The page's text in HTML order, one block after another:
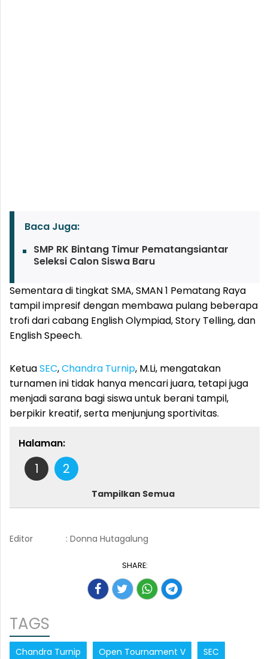
Baca Juga:
SMP RK Bintang Timur Pematangsiantar
Seleksi Calon Siswa Baru
Sementara di tingkat SMA, SMAN 1 Pematang Raya
tampil impresif dengan membawa pulang beberapa
trofi dari cabang English Olympiad, Story Telling, dan
English Speech.
KetuaSEC,Chandra Turnip, M.Li, mengatakan
turnamen ini tidak hanya mencari juara, tetapi juga
menjadi sarana bagi siswa untuk berani tampil,
berpikir kreatif, serta menjunjung sportivitas.
Halaman:
1 2
Tampilkan Semua
Editor : Donna Hutagalung
SHARE:
TAGS
Chandra Turnip Open Tournament V SEC